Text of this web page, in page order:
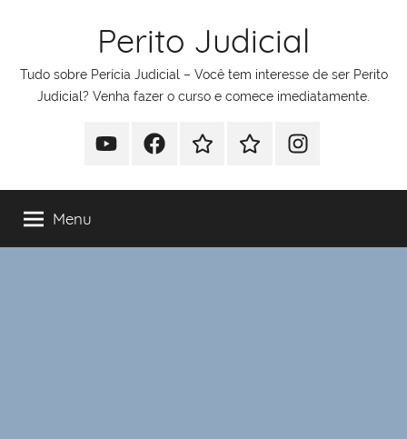
conteúdo
Perito Judicial
Tudo sobre Perícia Judicial – Você tem interesse de ser Perito
Judicial? Venha fazer o curso e comece imediatamente.
YoutubeFacebookWhatsappTelegramInstagram
Menu